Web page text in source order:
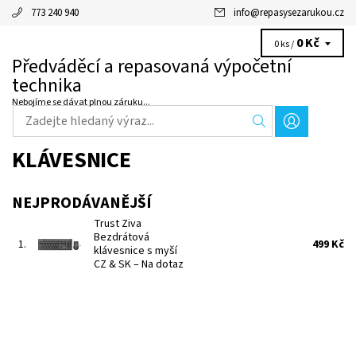
773 240 940 info@repasysezarukou.cz
Předváděcí a repasovaná výpočetní
technika
Nebojíme se dávat plnou záruku...
0 ks / 0 Kč
KLÁVESNICE
NEJPRODÁVANĚJŠÍ
1.
Trust Ziva
Bezdrátová
klávesnice s myší
CZ & SK–Na dotaz
499 Kč